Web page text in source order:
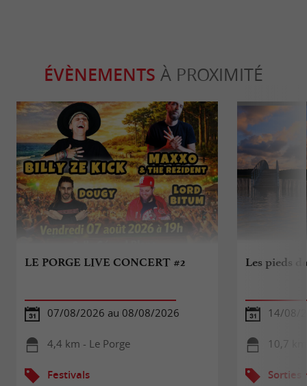
ÉVÈNEMENTS À PROXIMITÉ
LE PORGE LIVE CONCERT #2
07/08/2026 au 08/08/2026
4,4 km - Le Porge
Festivals
Les pieds
14/08/
10,7
Sorties